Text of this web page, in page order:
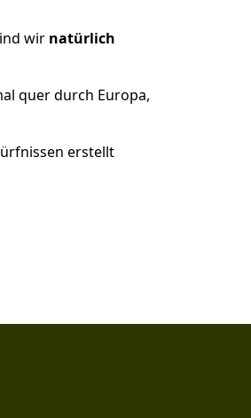
wir natürlich
quer durch Europa,
erstellt